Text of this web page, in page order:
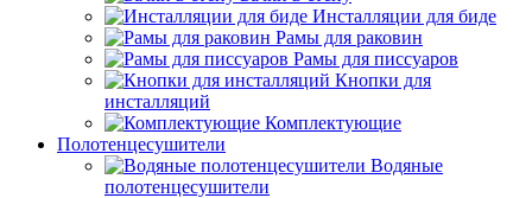
Инсталляции для биде
Рамы для раковин
Рамы для писсуаров
Кнопки для
инсталляций
Комплектующие
Полотенцесушители
Водяные
полотенцесушители